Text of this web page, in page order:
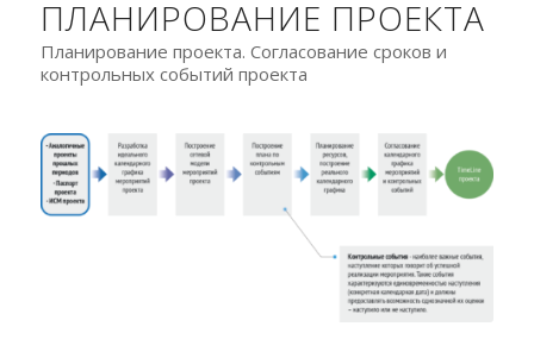
ПЛАНИРОВАНИЕ ПРОЕКТА
Планирование проекта. Согласование сроков и
контрольных событий проекта